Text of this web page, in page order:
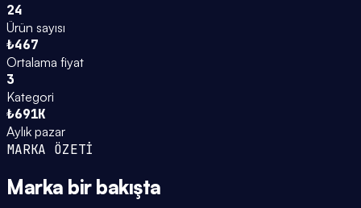
24
Ürün sayısı
₺467
Ortalama fiyat
3
Kategori
₺691K
Aylık pazar
MARKA ÖZETİ
Marka bir bakışta